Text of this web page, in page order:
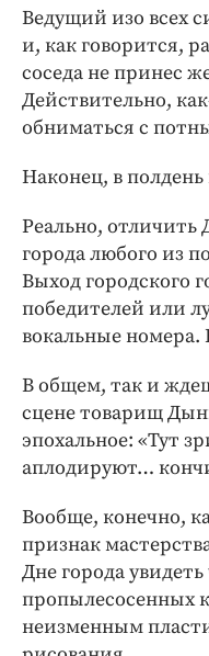
Ведущий изо всех
и, как говорится,
соседа не принес
Действительно,
обниматься с
Наконец, в полдень
Реально, отличить
города любого из
Выход городского
победителей или
вокальные номера.
В общем, так и
сцене товарищ
эпохальное: «Тут
аплодируют…
Вообще, конечно,
признак
Дне города
пропылесосенных
неизменным